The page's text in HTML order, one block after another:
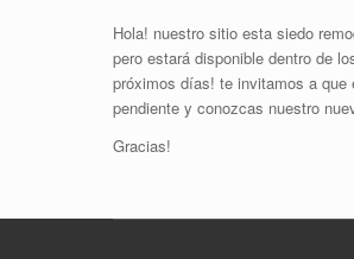
Hola! nuestro sitio esta siedo
pero estará disponible dentro de
próximos días! te invitamos a que
pendiente y conozcas nuestro
Gracias!